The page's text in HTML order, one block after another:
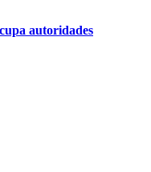
autoridades